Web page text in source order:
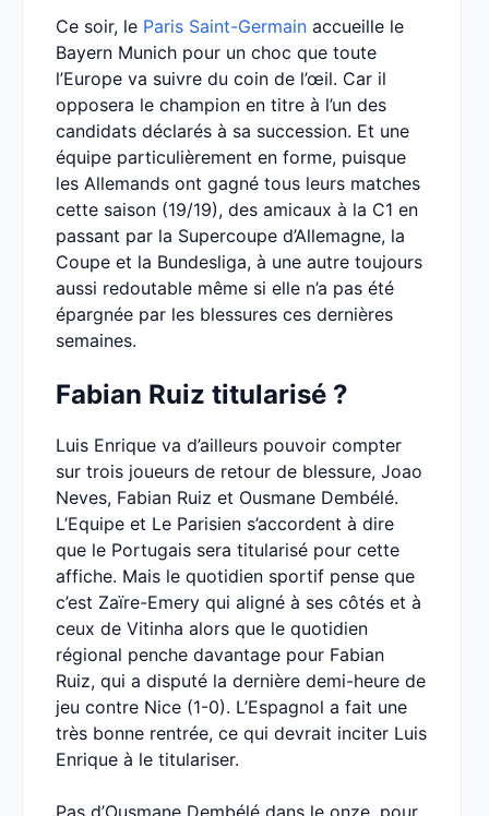
Ce soir, le Paris Saint-Germain accueille le
Bayern Munich pour un choc que toute
l’Europe va suivre du coin de l’œil. Car il
opposera le champion en titre à l’un des
candidats déclarés à sa succession. Et une
équipe particulièrement en forme, puisque
les Allemands ont gagné tous leurs matches
cette saison (19/19), des amicaux à la C1 en
passant par la Supercoupe d’Allemagne, la
Coupe et la Bundesliga, à une autre toujours
aussi redoutable même si elle n’a pas été
épargnée par les blessures ces dernières
semaines.
Fabian Ruiz titularisé ?
Luis Enrique va d’ailleurs pouvoir compter
sur trois joueurs de retour de blessure, Joao
Neves, Fabian Ruiz et Ousmane Dembélé.
L’Equipe et Le Parisien s’accordent à dire
que le Portugais sera titularisé pour cette
affiche. Mais le quotidien sportif pense que
c’est Zaïre-Emery qui aligné à ses côtés et à
ceux de Vitinha alors que le quotidien
régional penche davantage pour Fabian
Ruiz, qui a disputé la dernière demi-heure de
jeu contre Nice (1-0). L’Espagnol a fait une
très bonne rentrée, ce qui devrait inciter Luis
Enrique à le titulariser.
Pas d’Ousmane Dembélé dans le onze, pour